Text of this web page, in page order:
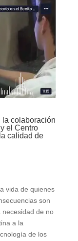
la colaboración
el Centro
calidad de
vida de quienes
son
necesidad de no
a la
de los